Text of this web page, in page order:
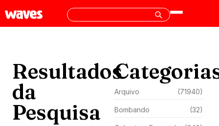
Resultados
da
Pesquisa
Arquivo (71940)
Bombando (32)